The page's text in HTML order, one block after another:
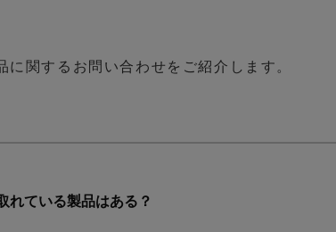
関するお問い合わせをご紹介します。
れている製品はある？